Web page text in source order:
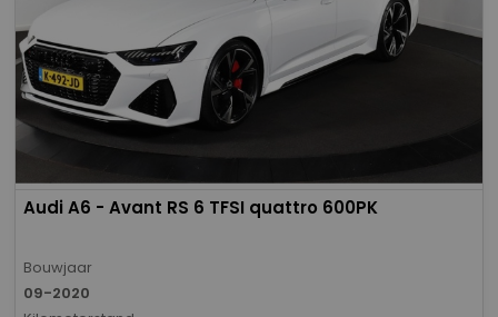
Audi A6 - Avant RS 6 TFSI quattro 600PK
Bouwjaar
09-2020